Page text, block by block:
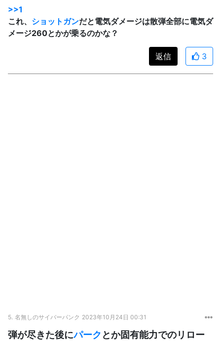
>>1
これ、 ショットガンだと電気ダメージは散弾全部に電気ダ
メージ260とかが乗るのかな？
返信 3
5. 名無しのサイバーパンク 2023年10月24日 00:31
弾が尽きた後にパーク とか固有能力でのリロー